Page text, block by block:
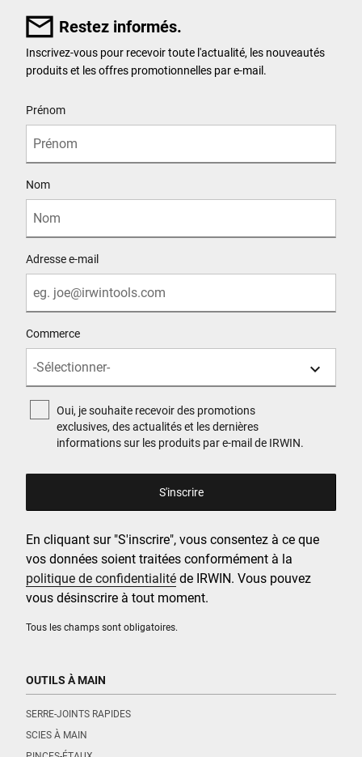
Restez informés.
Tous les champs sont obligatoires.
Inscrivez-vous pour recevoir toute l'actualité, les nouveautés
produits et les offres promotionnelles par e-mail.
Prénom
Nom
Adresse e-mail
Commerce
Oui, je souhaite recevoir des promotions
exclusives, des actualités et les dernières
informations sur les produits par e-mail de IRWIN.
En cliquant sur "S'inscrire", vous consentez à ce que
vos données soient traitées conformément à la
politique de confidentialité de IRWIN. Vous pouvez
vous désinscrire à tout moment.
OUTILS À MAIN
SERRE-JOINTS RAPIDES
SCIES À MAIN